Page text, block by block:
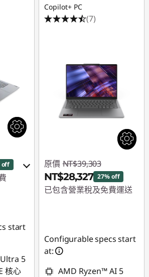
off
-
start
5
核心
Copilot+ PC
(7)
原價 NT$39,303
NT$28,327 27% off
已包含營業稅及免費運送
Configurable specs start
at:
AMD Ryzen™ AI 5